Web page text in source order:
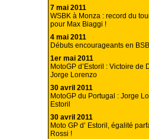
7 mai 2011
WSBK à Monza : record du
pour Max Biaggi !
4 mai 2011
Débuts encourageants en
1er mai 2011
MotoGP d’Estoril : Victoire de
Jorge Lorenzo
30 avril 2011
MotoGP du Portugal : Jorge
Estoril
30 avril 2011
Moto GP d’ Estoril, égalité
Rossi !